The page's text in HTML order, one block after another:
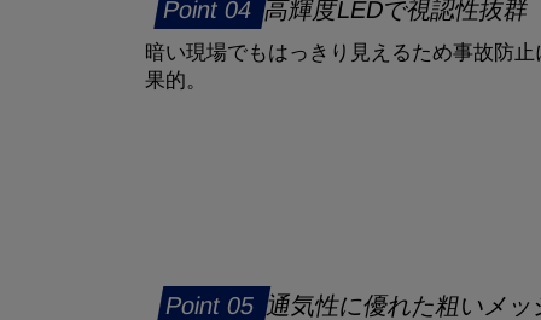
高輝度LEDで視認性抜群
暗い現場でもはっきり見えるため事故防止
果的。
通気性に優れた粗いメッ